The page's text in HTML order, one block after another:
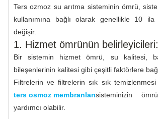
Ters ozmoz su arıtma sisteminin ömrü,
kullanımına bağlı olarak genellikle 10 ila
değişir.
1. Hizmet ömrünün belirleyicileri:
Bir sistemin hizmet ömrü, su kalitesi,
bileşenlerinin kalitesi gibi çeşitli faktörlere
Filtrelerin ve filtrelerin sık sık
ters osmoz membranlarısisteminizin
yardımcı olabilir.